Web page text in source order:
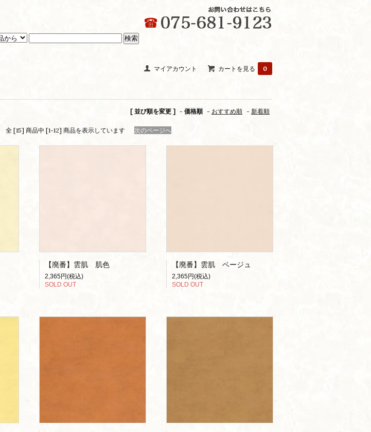
マイアカウント カートを見る 0
[ 並び順を変更 ] - 価格順 - おすすめ順 - 新着順
全 [15] 商品中 [1-12] 商品を表示しています 次のページへ
【廃番】雲肌 肌色
2,365円(税込)
SOLD OUT
【廃番】雲肌 ベージュ
2,365円(税込)
SOLD OUT